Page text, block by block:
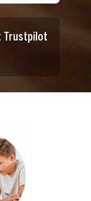
Trustpilot